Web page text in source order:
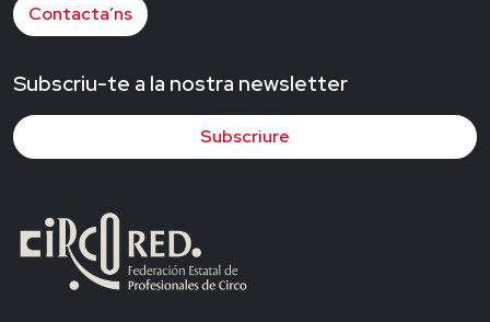
Contacta’ns
Subscriu-te a la nostra newsletter
Subscriure